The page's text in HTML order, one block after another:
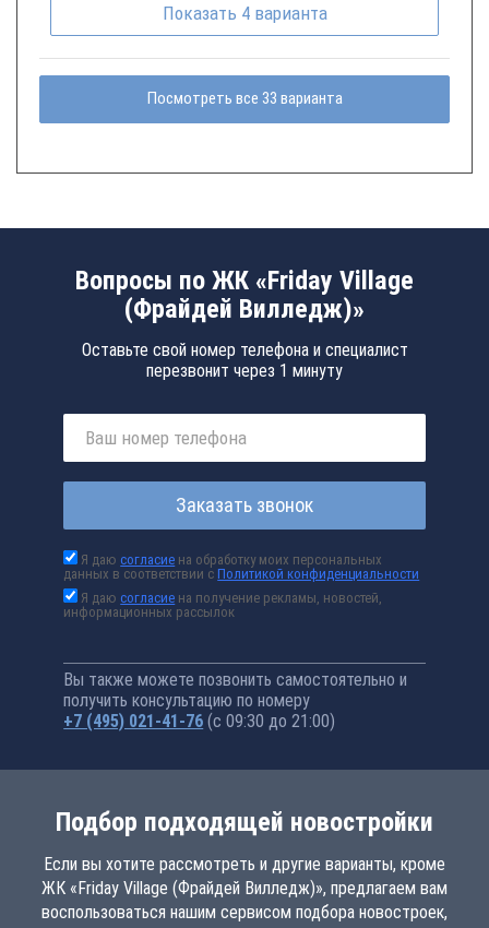
Показать 4 варианта
Посмотреть все 33 варианта
Вопросы по ЖК «Friday Village
(Фрайдей Вилледж)»
Оставьте свой номер телефона и специалист
перезвонит через 1 минуту
Заказать звонок
Я даюсогласие на обработку моих персональных
данных в соответствии сПолитикой конфиденциальности
Я даюсогласие на получение рекламы, новостей,
информационных рассылок
Вы также можете позвонить самостоятельно и
получить консультацию по номеру
+7 (495) 021-41-76 (с 09:30 до 21:00)
Подбор подходящей новостройки
Если вы хотите рассмотреть и другие варианты, кроме
ЖК «Friday Village (Фрайдей Вилледж)», предлагаем вам
воспользоваться нашим сервисом подбора новостроек,